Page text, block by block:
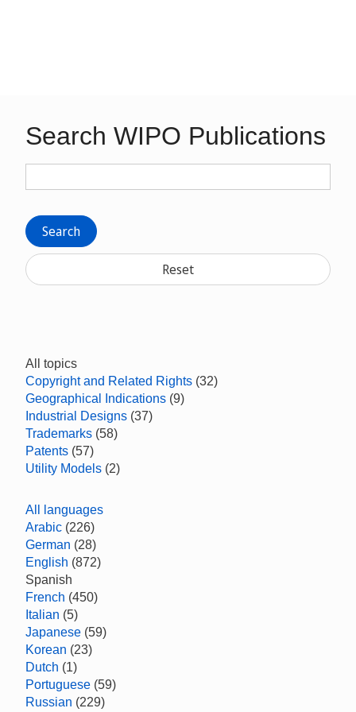
Search WIPO Publications
Search
Reset
All topics
Copyright and Related Rights (32)
Geographical Indications (9)
Industrial Designs (37)
Trademarks (58)
Patents (57)
Utility Models (2)
All languages
Arabic (226)
German (28)
English (872)
Spanish
French (450)
Italian (5)
Japanese (59)
Korean (23)
Dutch (1)
Portuguese (59)
Russian (229)